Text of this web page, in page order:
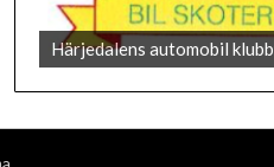
073-852 13 33
Härjedalens automobil klubb